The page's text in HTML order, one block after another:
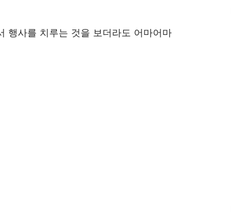
행사를 치루는 것을 보더라도 어마어마